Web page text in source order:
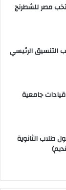
مصر للشطرنج
التنسيق الرئيسي
جامعية
طلاب الثانوية